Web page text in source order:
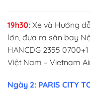
19h30: Xe và Hướng
lớn, đưa ra sân bay
HANCDG 2355
Việt Nam – Vietnam
Ngày 2: PARIS CITY